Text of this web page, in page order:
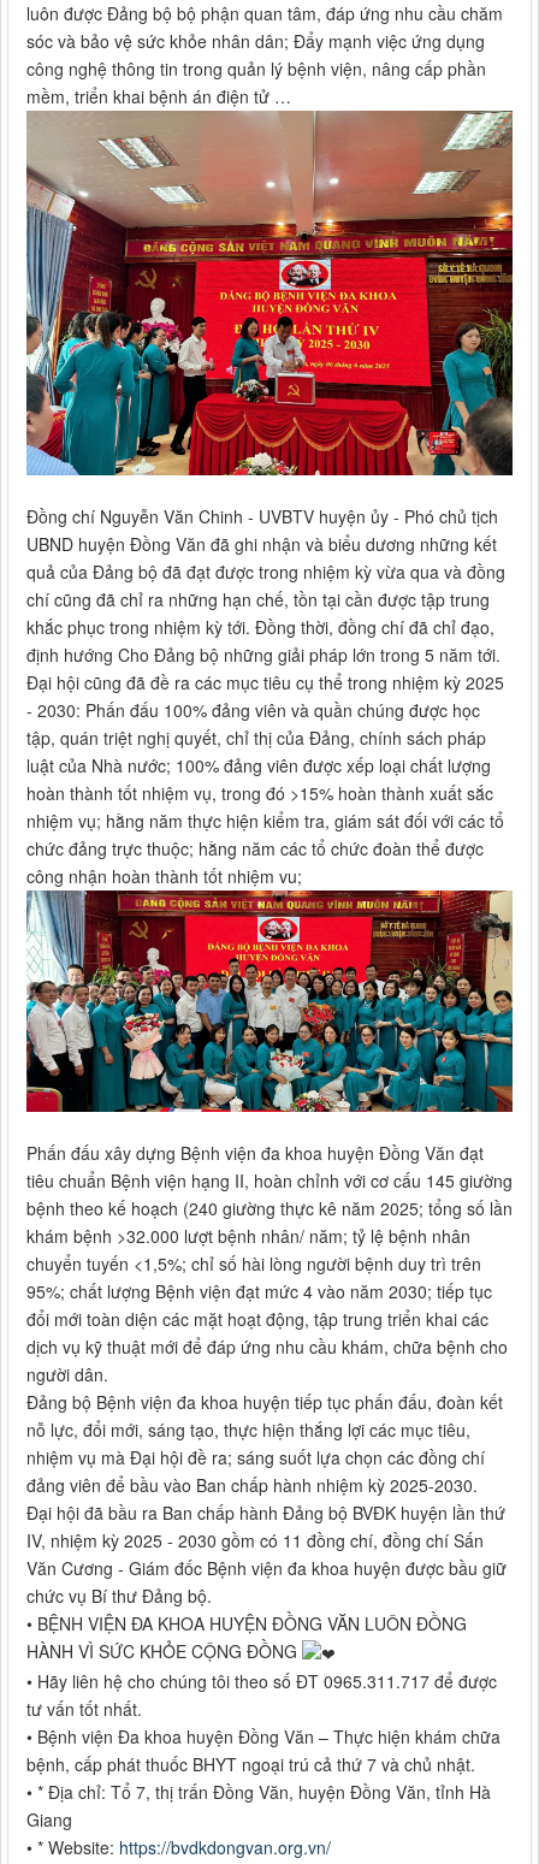
luôn được Đảng bộ bộ phận quan tâm, đáp ứng nhu cầu chăm
sóc và bảo vệ sức khỏe nhân dân; Đẩy mạnh việc ứng dụng
công nghệ thông tin trong quản lý bệnh viện, nâng cấp phần
mềm, triển khai bệnh án điện tử …
Đồng chí Nguyễn Văn Chinh - UVBTV huyện ủy - Phó chủ tịch
UBND huyện Đồng Văn đã ghi nhận và biểu dương những kết
quả của Đảng bộ đã đạt được trong nhiệm kỳ vừa qua và đồng
chí cũng đã chỉ ra những hạn chế, tồn tại cần được tập trung
khắc phục trong nhiệm kỳ tới. Đồng thời, đồng chí đã chỉ đạo,
định hướng Cho Đảng bộ những giải pháp lớn trong 5 năm tới.
Đại hội cũng đã đề ra các mục tiêu cụ thể trong nhiệm kỳ 2025
- 2030: Phấn đấu 100% đảng viên và quần chúng được học
tập, quán triệt nghị quyết, chỉ thị của Đảng, chính sách pháp
luật của Nhà nước; 100% đảng viên được xếp loại chất lượng
hoàn thành tốt nhiệm vụ, trong đó >15% hoàn thành xuất sắc
nhiệm vụ; hằng năm thực hiện kiểm tra, giám sát đối với các tổ
chức đảng trực thuộc; hằng năm các tổ chức đoàn thể được
công nhận hoàn thành tốt nhiệm vu;
Phấn đấu xây dựng Bệnh viện đa khoa huyện Đồng Văn đạt
tiêu chuẩn Bệnh viện hạng II, hoàn chỉnh với cơ cấu 145 giường
bệnh theo kế hoạch (240 giường thực kê năm 2025; tổng số lần
khám bệnh >32.000 lượt bệnh nhân/ năm; tỷ lệ bệnh nhân
chuyển tuyến <1,5%; chỉ số hài lòng người bệnh duy trì trên
95%; chất lượng Bệnh viện đạt mức 4 vào năm 2030; tiếp tục
đổi mới toàn diện các mặt hoạt động, tập trung triển khai các
dịch vụ kỹ thuật mới để đáp ứng nhu cầu khám, chữa bệnh cho
người dân.
Đảng bộ Bệnh viện đa khoa huyện tiếp tục phấn đấu, đoàn kết
nỗ lực, đổi mới, sáng tạo, thực hiện thắng lợi các mục tiêu,
nhiệm vụ mà Đại hội đề ra; sáng suốt lựa chọn các đồng chí
đảng viên để bầu vào Ban chấp hành nhiệm kỳ 2025-2030.
Đại hội đã bầu ra Ban chấp hành Đảng bộ BVĐK huyện lần thứ
IV, nhiệm kỳ 2025 - 2030 gồm có 11 đồng chí, đồng chí Sấn
Văn Cương - Giám đốc Bệnh viện đa khoa huyện được bầu giữ
chức vụ Bí thư Đảng bộ.
• BỆNH VIỆN ĐA KHOA HUYỆN ĐỒNG VĂN LUÔN ĐỒNG
HÀNH VÌ SỨC KHỎE CỘNG ĐỒNG
• Hãy liên hệ cho chúng tôi theo số ĐT 0965.311.717 để được
tư vấn tốt nhất.
• Bệnh viện Đa khoa huyện Đồng Văn – Thực hiện khám chữa
bệnh, cấp phát thuốc BHYT ngoại trú cả thứ 7 và chủ nhật.
• * Địa chỉ: Tổ 7, thị trấn Đồng Văn, huyện Đồng Văn, tỉnh Hà
Giang
• * Website: https://bvdkdongvan.org.vn/